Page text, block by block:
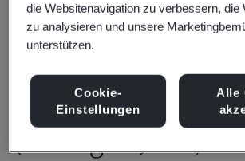
Molex
(Chengdu) Co.,
die Websitenavigation zu verbessern, die
zu analysieren und unsere
unterstützen.
Cookie-
Einstellungen
Alle